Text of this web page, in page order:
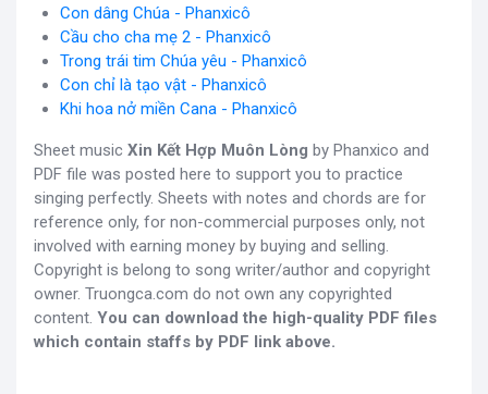
Con dâng Chúa - Phanxicô
Cầu cho cha mẹ 2 - Phanxicô
Trong trái tim Chúa yêu - Phanxicô
Con chỉ là tạo vật - Phanxicô
Khi hoa nở miền Cana - Phanxicô
Sheet music Xin Kết Hợp Muôn Lòng by Phanxico and
PDF file was posted here to support you to practice
singing perfectly. Sheets with notes and chords are for
reference only, for non-commercial purposes only, not
involved with earning money by buying and selling.
Copyright is belong to song writer/author and copyright
owner. Truongca.com do not own any copyrighted
content. You can download the high-quality PDF files
which contain staffs by PDF link above.